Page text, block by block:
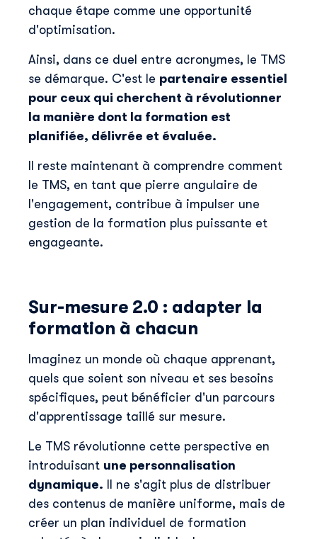
chaque étape comme une opportunité
d'optimisation.
Ainsi, dans ce duel entre acronymes, le TMS
se démarque. C'est le partenaire essentiel
pour ceux qui cherchent à révolutionner
la manière dont la formation est
planifiée, délivrée et évaluée.
Il reste maintenant à comprendre comment
le TMS, en tant que pierre angulaire de
l'engagement, contribue à impulser une
gestion de la formation plus puissante et
engageante.
Sur-mesure 2.0 : adapter la
formation à chacun
Imaginez un monde où chaque apprenant,
quels que soient son niveau et ses besoins
spécifiques, peut bénéficier d'un parcours
d'apprentissage taillé sur mesure.
Le TMS révolutionne cette perspective en
introduisant une personnalisation
dynamique. Il ne s'agit plus de distribuer
des contenus de manière uniforme, mais de
créer un plan individuel de formation